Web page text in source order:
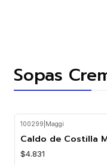
Sopas
100299 Maggi
Caldo de Costilla
$4.831